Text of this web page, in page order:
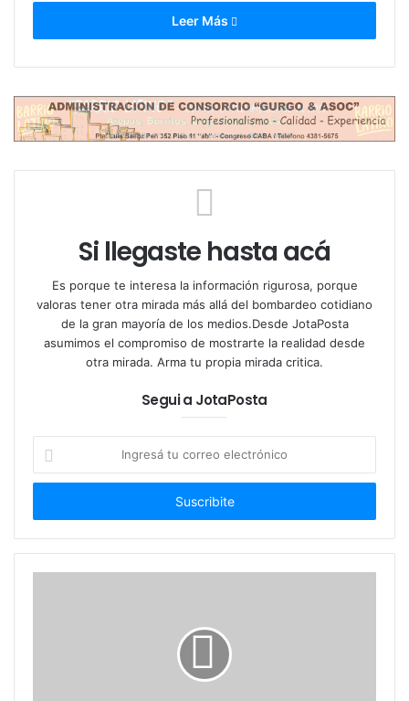
Monica Ayos
En su último posteo,Mónica Ayosse tomó una
fotografía arrodillada en la arena con una bikini
negra y el pelo en su cara. Pese a que la imagen se
observa oscura, no se deja de ver su trabajada
Leer Más
Si llegaste hasta acá
Es porque te interesa la información rigurosa, porque
valoras tener otra mirada más allá del bombardeo cotidiano
de la gran mayoría de los medios.Desde JotaPosta
asumimos el compromiso de mostrarte la realidad desde
otra mirada. Arma tu propia mirada critica.
Segui a JotaPosta
correo